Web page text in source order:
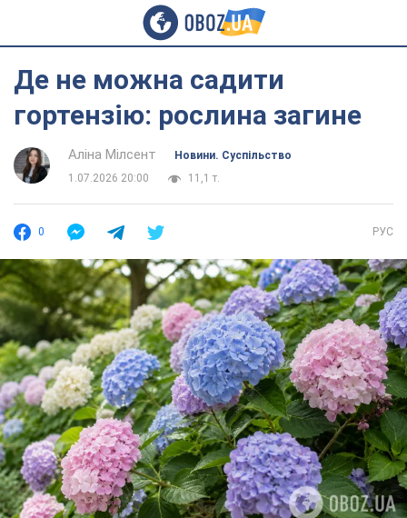
Де не можна садити
гортензію: рослина загине
Аліна Мілсент
Новини. Суспільство
1.07.2026 20:00
11,1 т.
0 РУС